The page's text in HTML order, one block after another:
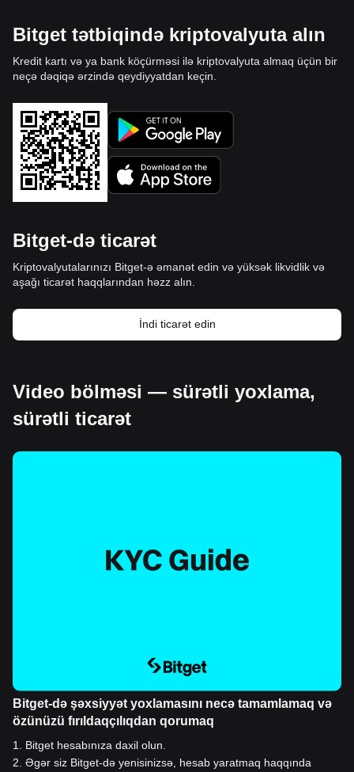
Bitget tətbiqində kriptovalyuta alın
Kredit kartı və ya bank köçürməsi ilə kriptovalyuta almaq üçün bir
neçə dəqiqə ərzində qeydiyyatdan keçin.
Bitget-də ticarət
Kriptovalyutalarınızı Bitget-ə əmanət edin və yüksək likvidlik və
aşağı ticarət haqqlarından həzz alın.
İndi ticarət edin
Video bölməsi — sürətli yoxlama,
sürətli ticarət
Bitget-də şəxsiyyət yoxlamasını necə tamamlamaq və
özünüzü fırıldaqçılıqdan qorumaq
1
Bitget hesabınıza daxil olun.
2 Əgər siz Bitget-də yenisinizsə, hesab yaratmaq haqqında